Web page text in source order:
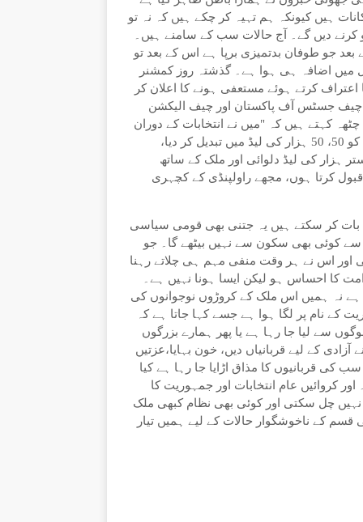
ہیں کیونکہ ہم تہیہ کر چکے ہیں کہ نہ تو
دیں گے۔ آج حالات سب کے سامنے ہیں۔
جو طوفان بدتمیزی برپا ہے اس کے بعد تو
میں اضافہ ہی ہوا ہے۔ گذشتہ روز کمشنر
کرتے ہوئے مستعفی ہونے کا اعلان کر
چیف جسٹس آف پاکستان اور چیف الیکشن
کہتے ہیں کہ "میں نے انتخابات کے دوران
راولپنڈی ڈویژن میں نا انصافی کی، ہم نے ہارے ہوئے امیدواروں کو 50، 50 ہزار کی لیڈ میں تبدیل کر دیا،
ہزار کی لیڈ دلوائی اور ملک کے ساتھ
قبول کرتا ہوں، مجھے راولپنڈی کے کچہری
بات کر سکتے ہیں یہ جتنی بھی قومی سیاسی
سے کوئی بھی سکون سے نہیں بیٹھے گا۔ جو
اس نے ہر وقت منفی مہم ہی چلاتے رہنا
کا احساس ہو لیکن ایسا ہونا نہیں ہے۔
نہ ہمیں اس ملک کے کروڑوں نوجوانوں کی
کے نام پر لگا ہوا ہے جسے کہا جاتا ہے کہ
سے لیا جا رہا ہے یا پھر ہمارے بزرگوں
کے لیے قربانیاں دیں، خون بہایا،عزتیں
کی قربانیوں کا مذاق اڑایا جا رہا ہے کیا
کروائیں عام انتخابات اور جمہوریت کا
نہیں چل سکتی اور کوئی بھی نظام کبھی ملک
کے ناخوشگوار حالات کے لیے ہمیں تیار